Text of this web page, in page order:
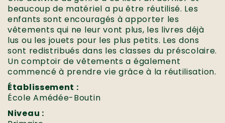
beaucoup de matériel a pu être réutilisé. Les
enfants sont encouragés à apporter les
vêtements qui ne leur vont plus, les livres déjà
lus ou les jouets pour les plus petits. Les dons
sont redistribués dans les classes du préscolaire.
Un comptoir de vêtements a également
commencé à prendre vie grâce à la réutilisation.
Établissement :
École Amédée-Boutin
Niveau :